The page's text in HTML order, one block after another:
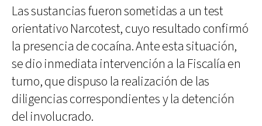
Las sustancias fueron sometidas a un test
orientativo Narcotest, cuyo resultado confirmó
la presencia de cocaína. Ante esta situación,
se dio inmediata intervención a la Fiscalía en
turno, que dispuso la realización de las
diligencias correspondientes y la detención
del involucrado.